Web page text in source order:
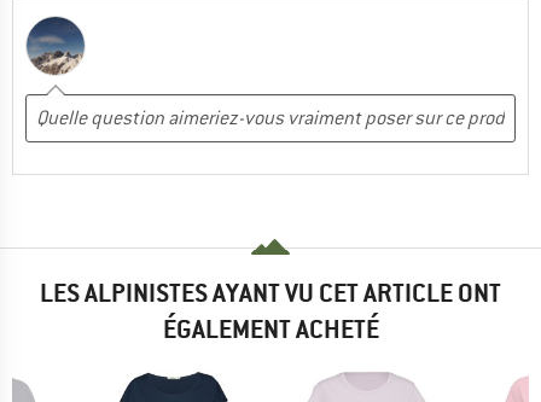
LES ALPINISTES AYANT VU CET ARTICLE ONT
ÉGALEMENT ACHETÉ